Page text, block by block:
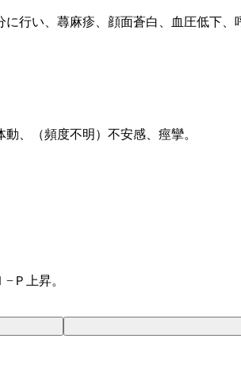
行い、蕁麻疹、顔面蒼白、血圧低下
、（頻度不明）不安感、痙攣。
Ｐ上昇。